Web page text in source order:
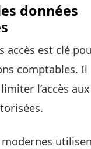
données
accès est clé
comptables. Il
l’accès
modernes